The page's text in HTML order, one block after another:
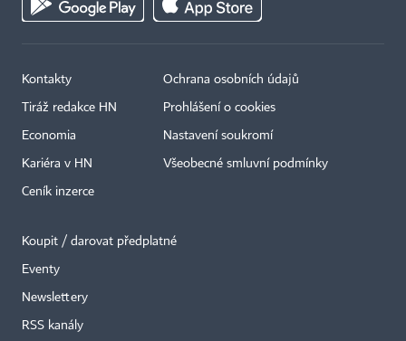
Kontakty
Tiráž redakce HN
Economia
Kariéra v HN
Ceník inzerce
Ochrana osobních údajů
Prohlášení o cookies
Nastavení soukromí
Všeobecné smluvní podmínky
Koupit / darovat předplatné
Eventy
Newslettery
RSS kanály